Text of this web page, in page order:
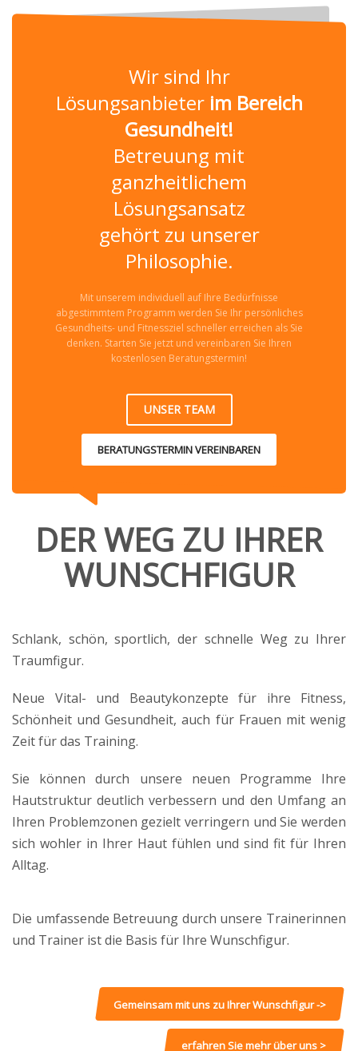
Wir sind Ihr
Lösungsanbieter im Bereich
Gesundheit!
Betreuung mit
ganzheitlichem
Lösungsansatz
gehört zu unserer
Philosophie.
Mit unserem individuell auf Ihre Bedürfnisse
abgestimmtem Programm werden Sie Ihr persönliches
Gesundheits- und Fitnessziel schneller erreichen als Sie
denken. Starten Sie jetzt und vereinbaren Sie Ihren
kostenlosen Beratungstermin!
UNSER TEAM
BERATUNGSTERMIN VEREINBAREN
DER WEG ZU IHRER
WUNSCHFIGUR
Schlank, schön, sportlich, der schnelle Weg zu Ihrer
Traumfigur.
Neue Vital- und Beautykonzepte für ihre Fitness,
Schönheit und Gesundheit, auch für Frauen mit wenig
Zeit für das Training.
Sie können durch unsere neuen Programme Ihre
Hautstruktur deutlich verbessern und den Umfang an
Ihren Problemzonen gezielt verringern und Sie werden
sich wohler in Ihrer Haut fühlen und sind fit für Ihren
Alltag.
Die umfassende Betreuung durch unsere Trainerinnen
und Trainer ist die Basis für Ihre Wunschfigur.
Gemeinsam mit uns zu Ihrer Wunschfigur ->
erfahren Sie mehr über uns >